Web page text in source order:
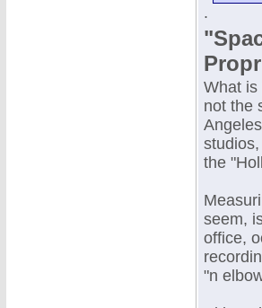
.
What is
not the
the
seem,
office,
"n